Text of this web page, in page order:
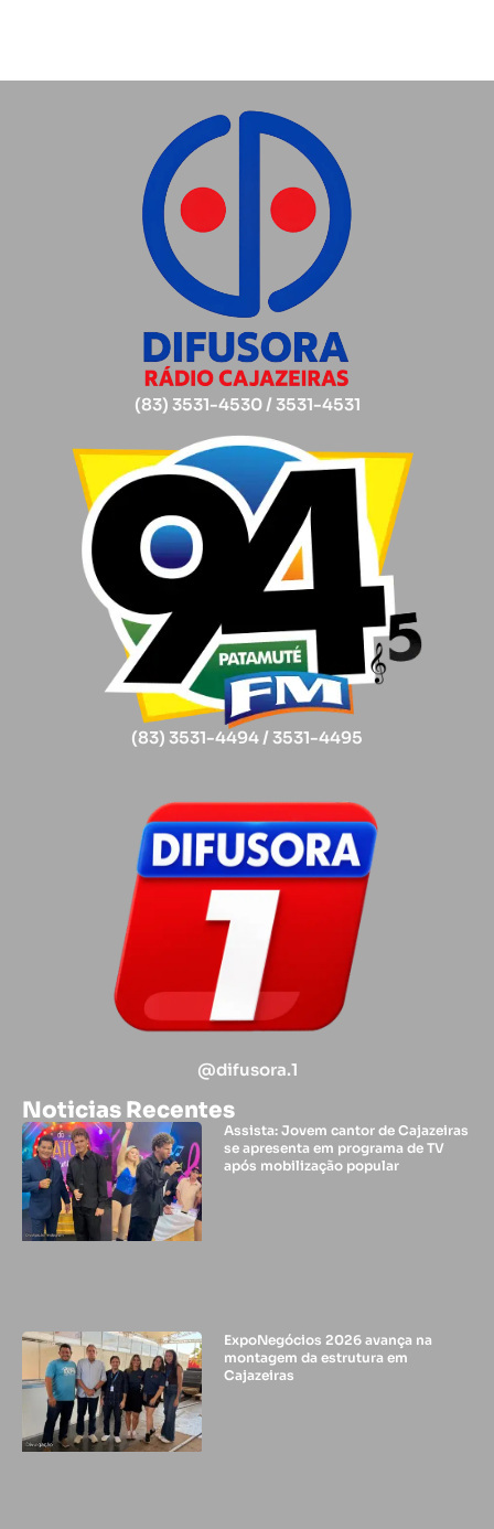
(83) 3531-4530 / 3531-4531
(83) 3531-4494 / 3531-4495
@difusora.1
Noticias Recentes
Assista: Jovem cantor de Cajazeiras
se apresenta em programa de TV
após mobilização popular
ExpoNegócios 2026 avança na
montagem da estrutura em
Cajazeiras